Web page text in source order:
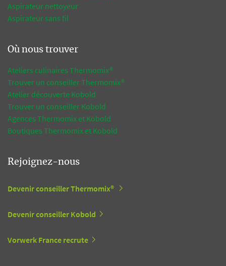
Aspirateur nettoyeur
Aspirateur sans fil
Où nous trouver
Ateliers culinaires Thermomix®
Trouver un conseiller Thermomix®
Atelier découverte Kobold
Trouver un conseiller Kobold
Agences Thermomix et Kobold
Boutiques Thermomix et Kobold
Rejoignez-nous
Devenir conseiller Thermomix®
Devenir conseiller Kobold
Vorwerk France recrute